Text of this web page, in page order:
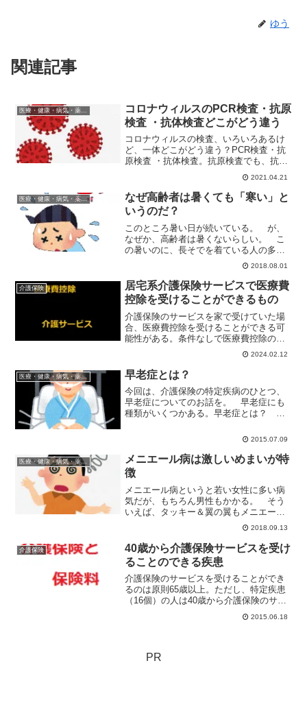
ゆう
関連記事
コロナウィルスのPCR検査・抗原
検査 ・抗体検査どこがどう違う
コロナウィルスの検査、いろいろあるけ
ど、一体どこがどう違う？PCR検査・抗
原検査 ・抗体検査。抗原検査でも、抗原
定性検査と抗原定量検査とあるよ。検査
で陰性と出たら、団体旅行や宴会・会食
に行っても大丈夫？
2021.04.21
医療・健康・病気・薬・サプリメント
なぜ高齢者は暑くても「寒い」と
いうのだ？
このところ暑い日が続いている。 が、
なぜか、高齢者は暑くないらしい。 こ
の暑いのに、長そでを着ている人の多い
こと。 しかも、クーラーが28度設定で
も「寒い」んだと。高齢になると暑さを
感じなくなる 高齢になると暑さを感じ
なくなる原因はいったい...
2018.08.01
介護保険
居宅系介護保険サービスで医療費
控除を受けることができるもの
介護保険のサービスを家で受けていた場
合、医療費控除を受けることができる可
能性がある。条件なしで医療費控除の対
象になるものもあるが、条件付きで医療
費控除の対象になるものもあり、医療費
控除の対象外なサービスもある。
2024.02.12
医療・健康・病気・薬・サプリメント 早老症とは？
今回は、介護保険の特定疾病のひとつ、
早老症についてのお話を。 早老症にも
種類がいくつかある。早老症とは？ 早
のこと。 白髪・脱毛・筋力低下・内臓
気。 原因は、遺伝子の異常。...
2015.07.09
医療・健康・病気・薬・サプリメント
メニエール病は激しいめまいが特
徴
メニエール病というと若い女性に多い病
気だが、もちろん男性もかかる。 そう
いえば、タッキー＆翼の翼もメニエール
病だっけ？ では、メニエール病ってど
んな病気？メニエール病の症状 メニエ
ール病はめまい難聴耳鳴り-特に低音耳閉
感 といった症状が一度...
2018.09.13
介護保険
40歳から介護保険サービスを受け
ることのできる疾患
介護保険のサービスを受けることができ
るのは原則65歳以上。ただし、特定疾患
（16個）の人は40歳から介護保険のサー
ビスを受けることができる。40歳以上65
歳未満の人たちを第二号被保険者という
2015.06.18
PR